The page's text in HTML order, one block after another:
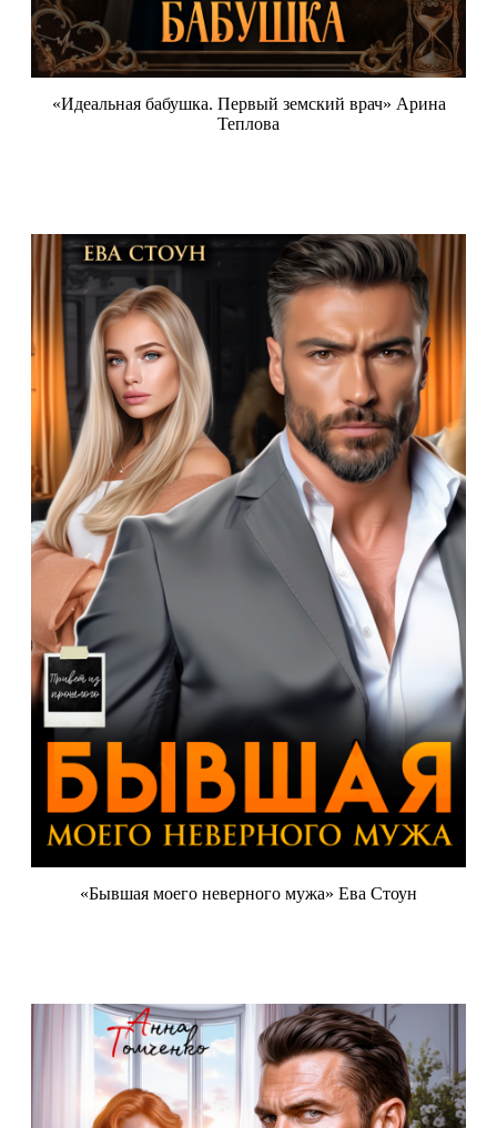
«Идеальная бабушка. Первый земский врач» Арина
Теплова
«Бывшая моего неверного мужа» Ева Стоун